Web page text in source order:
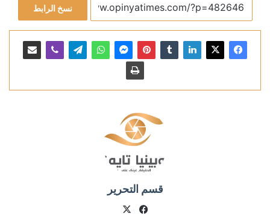
نسخ الرابط
قسم التحرير
فيسبوك